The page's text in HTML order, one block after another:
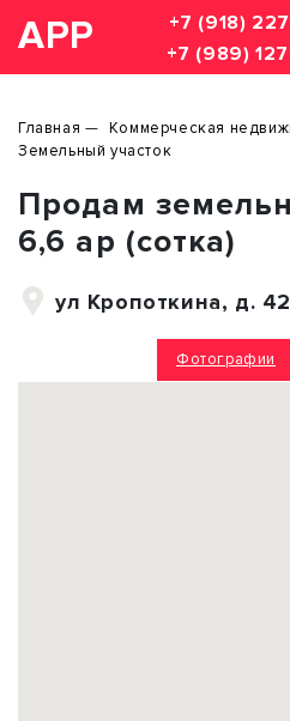
АРР
+7 (918)
+7 (989)
Главная Коммерческая
Земельный участок
Продам
6,6 ар (сотка)
ул Кропоткина, д.
Фотографии